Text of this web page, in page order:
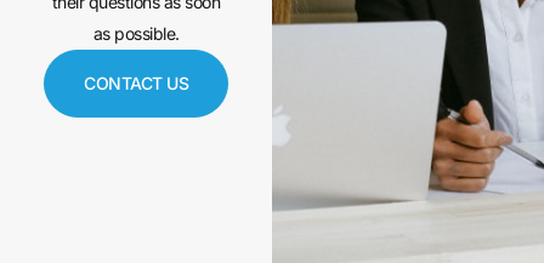
as possible.
CONTACT US